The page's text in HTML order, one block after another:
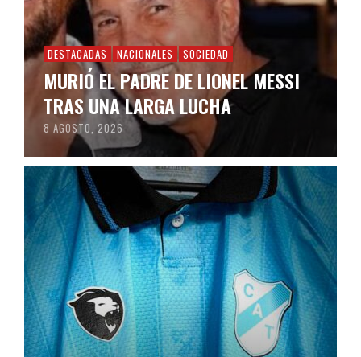
DESTACADAS NACIONALES SOCIEDAD
MURIÓ EL PADRE DE LIONEL MESSI
TRAS UNA LARGA LUCHA
8 AGOSTO, 2026